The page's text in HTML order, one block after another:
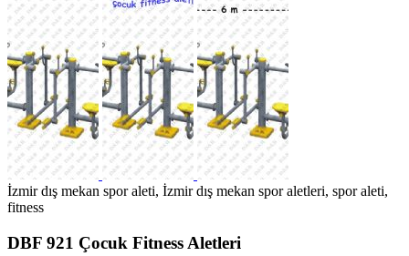
İzmir dış mekan spor aleti, İzmir dış mekan spor aletleri, spor aleti,
fitness
DBF 921 Çocuk Fitness Aletleri